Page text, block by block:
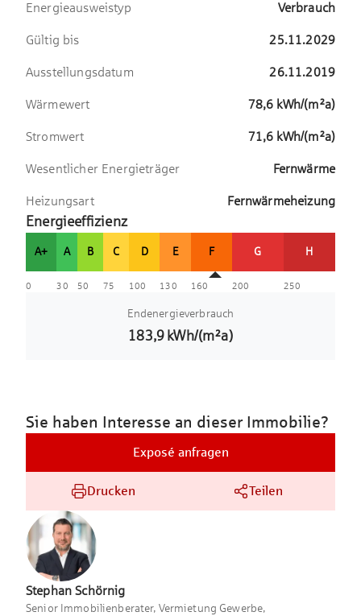
Energieausweistyp Verbrauch
Gültig bis 25.11.2029
Ausstellungsdatum 26.11.2019
Wärmewert 78,6 kWh/(m²a)
Stromwert 71,6 kWh/(m²a)
Wesentlicher Energieträger Fernwärme
Heizungsart Fernwärmeheizung
Energieeffizienz
A+ A B C D E F G H
0 30 50 75 100 130 160 200 250
Endenergieverbrauch
183,9 kWh/(m²a)
Sie haben Interesse an dieser Immobilie?
Exposé anfragen
Drucken Teilen
Stephan Schörnig
Senior Immobilienberater, Vermietung Gewerbe,